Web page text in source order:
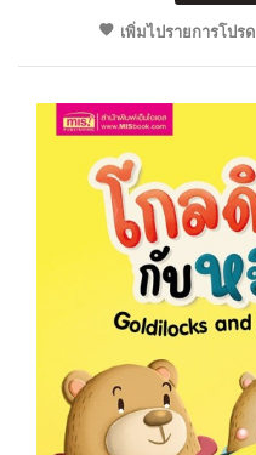
เพิ่มไปรายการโปรด